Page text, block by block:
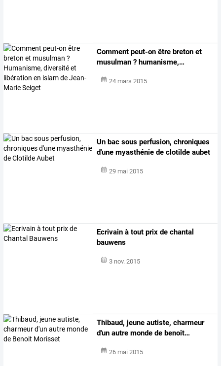
Comment peut-on être breton et
musulman ? humanisme,…
24 mars 2015
Un bac sous perfusion, chroniques
d'une myasthénie de clotilde aubet
29 mai 2015
Ecrivain à tout prix de chantal
bauwens
3 nov. 2015
Thibaud, jeune autiste, charmeur
d'un autre monde de benoit…
26 mai 2015